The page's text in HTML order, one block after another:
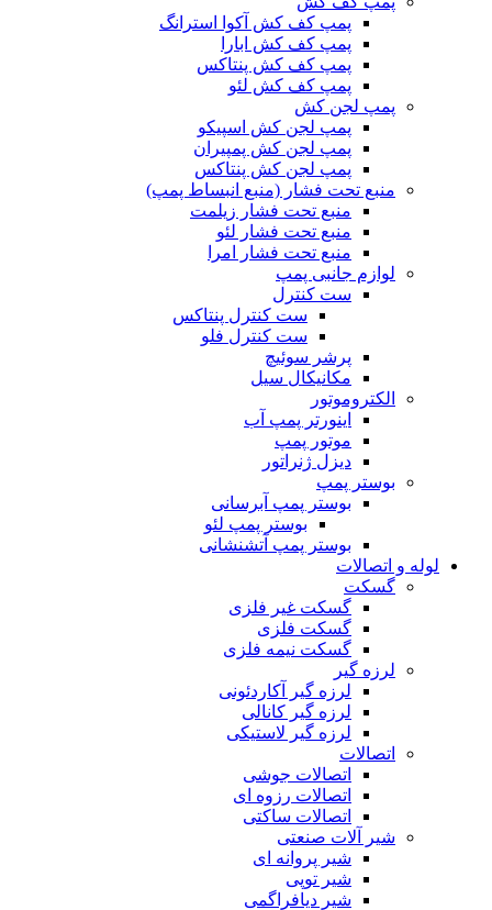
پمپ کف کش آکوا استرانگ
پمپ کف کش ابارا
پمپ کف کش پنتاکس
پمپ کف کش لئو
پمپ لجن کش
پمپ لجن کش اسپیکو
پمپ لجن کش پمپیران
پمپ لجن کش پنتاکس
منبع تحت فشار (منبع انبساط پمپ)
منبع تحت فشار زیلمت
منبع تحت فشار لئو
منبع تحت فشار امرا
لوازم جانبی پمپ
ست کنترل
ست کنترل پنتاکس
ست کنترل فلو
پرشر سوئیچ
مکانیکال سیل
الکتروموتور
اینورتر پمپ آب
موتور پمپ
دیزل ژنراتور
بوستر پمپ
بوستر پمپ آبرسانی
بوستر پمپ لئو
بوستر پمپ آتشنشانی
لوله و اتصالات
گسکت
گسکت غیر فلزی
گسکت فلزی
گسکت نیمه فلزی
لرزه گیر
لرزه گیر آکاردئونی
لرزه گیر کانالی
لرزه گیر لاستیکی
اتصالات
اتصالات جوشی
اتصالات رزوه ای
اتصالات ساکتی
شیر آلات صنعتی
شیر پروانه ای
شیر توپی
شیر دیافراگمی